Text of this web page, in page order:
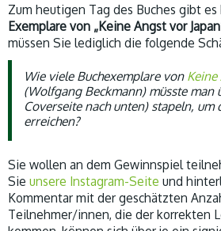
Zum heutigen Tag des Buches gibt es
Exemplare von „Keine Angst vor
müssen Sie lediglich die folgende
Wie viele Buchexemplare von
(Wolfgang Beckmann) müsste man
Coverseite nach unten) stapeln, um
erreichen?
Sie wollen an dem Gewinnspiel
Sie unsere Instagram-Seite und
Kommentar mit der geschätzten
Teilnehmer/innen, die der korrekten